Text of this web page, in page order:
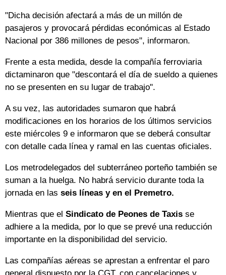
"Dicha decisión afectará a más de un millón de
pasajeros y provocará pérdidas económicas al Estado
Nacional por 386 millones de pesos", informaron.
Frente a esta medida, desde la compañía ferroviaria
dictaminaron que "descontará el día de sueldo a quienes
no se presenten en su lugar de trabajo".
A su vez, las autoridades sumaron que habrá
modificaciones en los horarios de los últimos servicios
este miércoles 9 e informaron que se deberá consultar
con detalle cada línea y ramal en las cuentas oficiales.
Los metrodelegados del subterráneo porteño también se
suman a la huelga. No habrá servicio durante toda la
jornada en las seis líneas y en el Premetro.
Mientras que el Sindicato de Peones de Taxis se
adhiere a la medida, por lo que se prevé una reducción
importante en la disponibilidad del servicio.
Las compañías aéreas se aprestan a enfrentar el paro